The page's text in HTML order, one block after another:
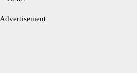
Advertisement